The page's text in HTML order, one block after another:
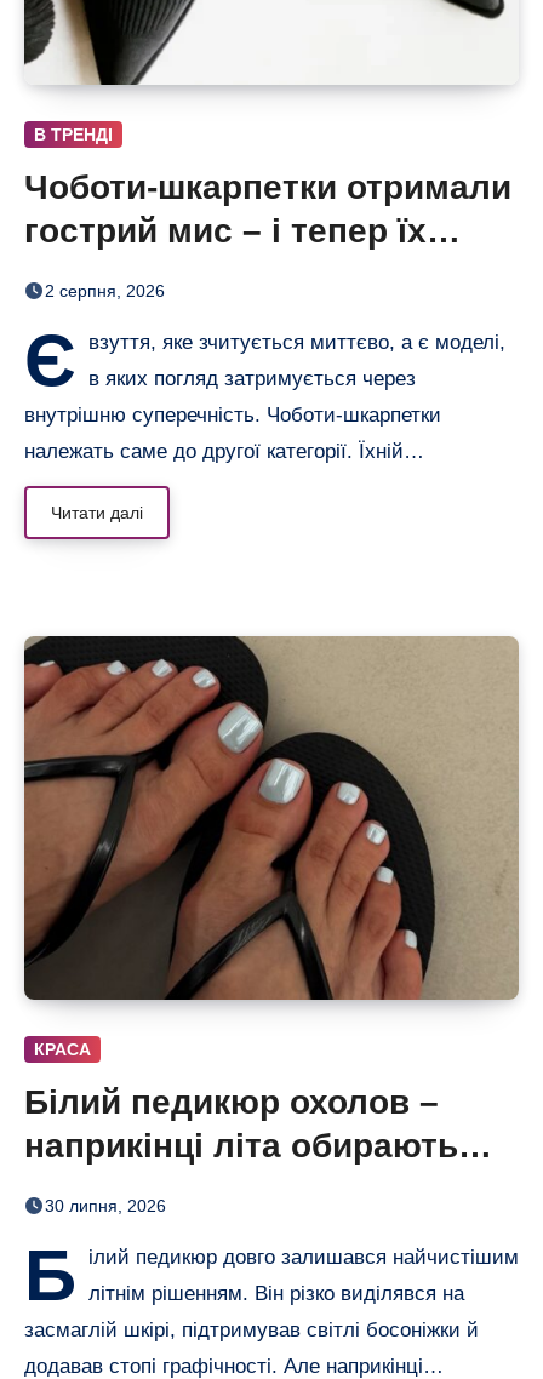
В ТРЕНДІ
Чоботи-шкарпетки отримали
гострий мис – і тепер їх
хочеться роздивлятися
2 серпня, 2026
Є
взуття, яке зчитується миттєво, а є моделі,
в яких погляд затримується через
внутрішню суперечність. Чоботи-шкарпетки
належать саме до другої категорії. Їхній…
Читати далі
КРАСА
Білий педикюр охолов –
наприкінці літа обирають
сіро-блакитний
30 липня, 2026
Б
ілий педикюр довго залишався найчистішим
літнім рішенням. Він різко виділявся на
засмаглій шкірі, підтримував світлі босоніжки й
додавав стопі графічності. Але наприкінці…